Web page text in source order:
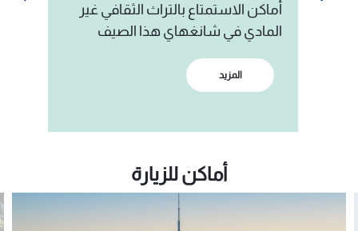
أماكن الاستمتاع بالتراث الثقافي غير
المادي في شانغهاي هذا الصيف
المزيد
أماكن للزيارة